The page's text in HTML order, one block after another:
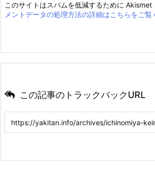
このサイトはスパムを低減するために Akismet
メントデータの処理方法の詳細はこちらをご覧
この記事のトラックバックURL